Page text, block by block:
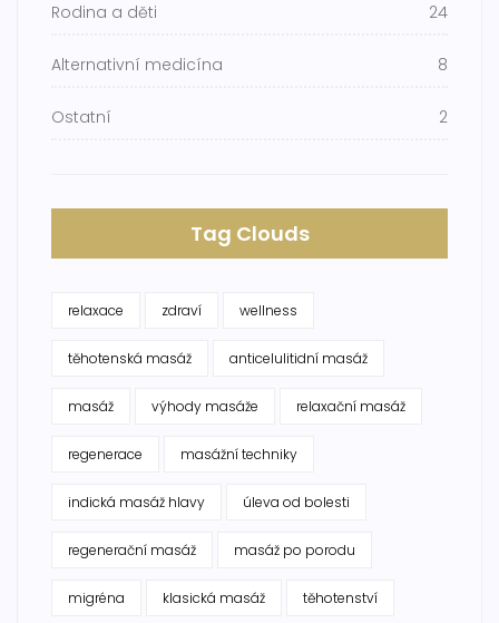
Rodina a děti 24
Alternativní medicína 8
Ostatní 2
Tag Clouds
relaxace zdraví wellness
těhotenská masáž anticelulitidní masáž
masáž výhody masáže relaxační masáž
regenerace masážní techniky
indická masáž hlavy úleva od bolesti
regenerační masáž masáž po porodu
migréna klasická masáž těhotenství